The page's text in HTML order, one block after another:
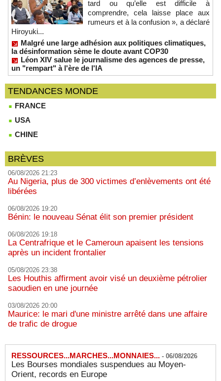
tard ou qu’elle est difficile à
comprendre, cela laisse place aux
rumeurs et à la confusion », a déclaré
Hiroyuki...
Malgré une large adhésion aux politiques climatiques,
la désinformation sème le doute avant COP30
Léon XIV salue le journalisme des agences de presse,
un "rempart" à l'ère de l'IA
TENDANCES MONDE
FRANCE
USA
CHINE
BRÈVES
06/08/2026 21:23
Au Nigeria, plus de 300 victimes d’enlèvements ont été
libérées
06/08/2026 19:20
Bénin: le nouveau Sénat élit son premier président
06/08/2026 19:18
La Centrafrique et le Cameroun apaisent les tensions
après un incident frontalier
05/08/2026 23:38
Les Houthis affirment avoir visé un deuxième pétrolier
saoudien en une journée
03/08/2026 20:00
Maurice: le mari d'une ministre arrêté dans une affaire
de trafic de drogue
RESSOURCES...MARCHES...MONNAIES... - 06/08/2026
Les Bourses mondiales suspendues au Moyen-
Orient, records en Europe